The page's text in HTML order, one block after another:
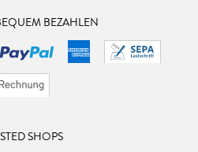
BEZAHLEN
SHOPS